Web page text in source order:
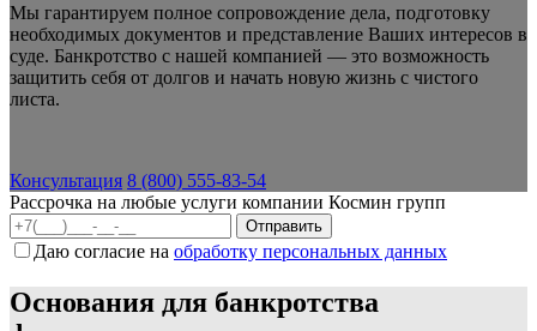
Мы гарантируем полное сопровождение дела, подготовку
необходимых документов и представление Ваших интересов в
суде. Банкротство с нашей компанией — это возможность
защитить себя от долгов и начать новую жизнь с чистого
листа.
Консультация 8 (800) 555-83-54
Рассрочка на любые услуги компании Космин групп
Даю согласие на обработку персональных данных
Основания для банкротства